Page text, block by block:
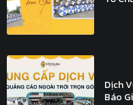
Dịch
Báo